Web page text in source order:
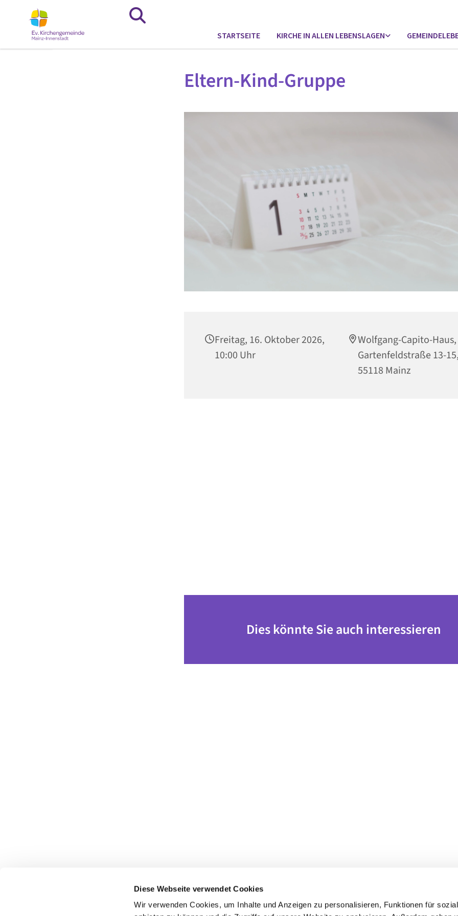
Diese Webseite verwendet Cookies
Wir verwenden Cookies, um Inhalte und Anzeigen zu personalisieren, Funktionen für
STARTSEITE KIRCHE IN ALLEN LEBENSLAGEN
Eltern-Kind-Gruppe
Freitag, 16. Oktober 2026,
10:00 Uhr
Wolfgang-Capito-Haus,
Gartenfeldstraße 13-
55118 Mainz
Dies könnte Sie auch interessieren
Evangelische Kirchengemeinde Mainz-Innenstadt